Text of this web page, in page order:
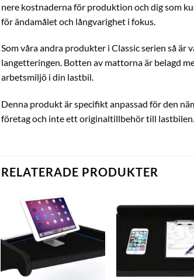
nere kostnaderna för produktion och dig som
för ändamålet och långvarighet i fokus.
Som våra andra produkter i Classic serien så
langetteringen. Botten av mattorna är belagd
arbetsmiljö i din lastbil.
Denna produkt är specifikt anpassad för den
företag och inte ett originaltillbehör till lastbilen.
RELATERADE PRODUKTER